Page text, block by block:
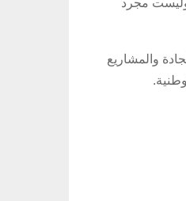
والمشاريع